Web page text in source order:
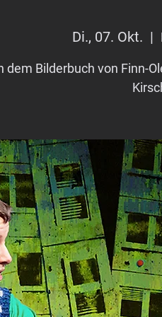
Di., 07. Okt.
  |
dem Bilderbuch von Finn-